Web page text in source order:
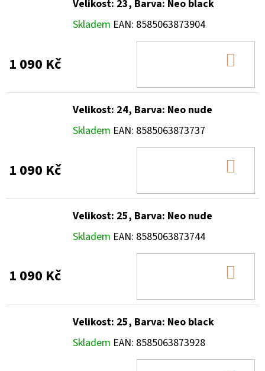
Velikost: 23, Barva: Neo black
Skladem EAN: 8585063873904
1 090 Kč
Velikost: 24, Barva: Neo nude
Skladem EAN: 8585063873737
1 090 Kč
Velikost: 25, Barva: Neo nude
Skladem EAN: 8585063873744
1 090 Kč
Velikost: 25, Barva: Neo black
Skladem EAN: 8585063873928